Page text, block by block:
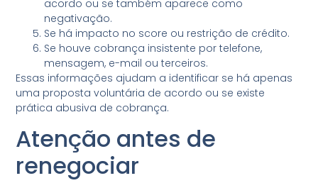
acordo ou se também aparece como
negativação.
Se há impacto no score ou restrição de crédito.
Se houve cobrança insistente por telefone,
mensagem, e-mail ou terceiros.
Essas informações ajudam a identificar se há apenas
uma proposta voluntária de acordo ou se existe
prática abusiva de cobrança.
Atenção antes de
renegociar